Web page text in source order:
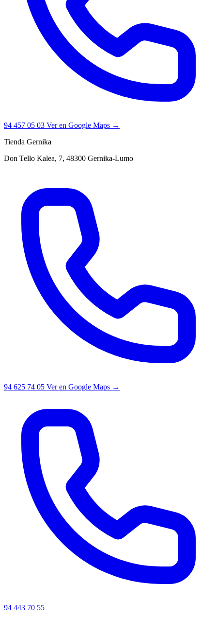
94 457 05 03 Ver en Google Maps →
Tienda Gernika
Don Tello Kalea, 7, 48300 Gernika-Lumo
94 625 74 05 Ver en Google Maps →
94 443 70 55